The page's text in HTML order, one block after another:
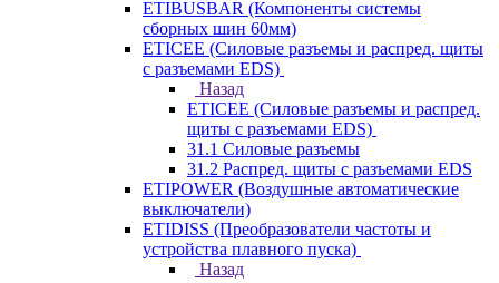
ETIBUSBAR (Компоненты системы
сборных шин 60мм)
ETICEE (Силовые разъемы и распред. щиты
с разъемами EDS)
Назад
ETICEE (Силовые разъемы и распред.
щиты с разъемами EDS)
31.1 Силовые разъемы
31.2 Распред. щиты с разъемами EDS
ETIPOWER (Воздушные автоматические
выключатели)
ETIDISS (Преобразователи частоты и
устройства плавного пуска)
Назад